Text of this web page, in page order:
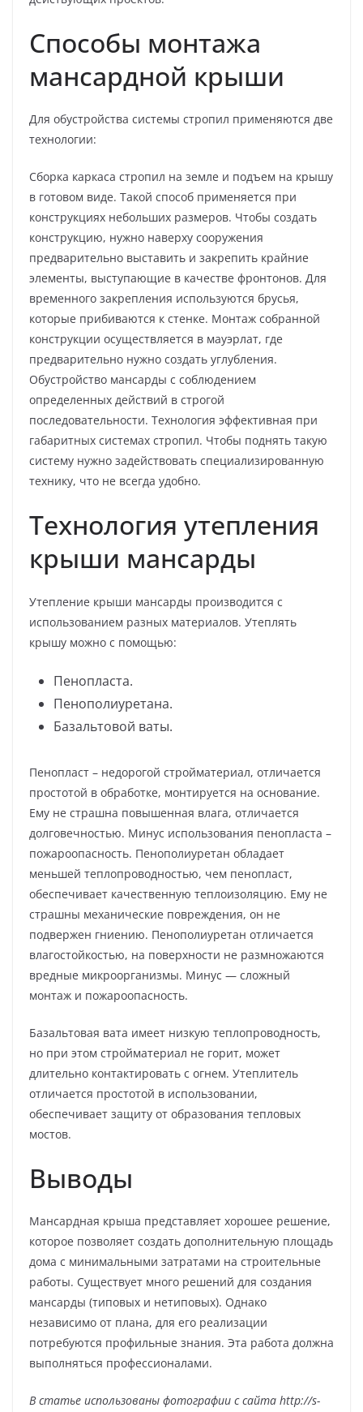
Способы монтажа
мансардной крыши
Для обустройства системы стропил применяются две
технологии:
Сборка каркаса стропил на земле и подъем на крышу
в готовом виде. Такой способ применяется при
конструкциях небольших размеров. Чтобы создать
конструкцию, нужно наверху сооружения
предварительно выставить и закрепить крайние
элементы, выступающие в качестве фронтонов. Для
временного закрепления используются брусья,
которые прибиваются к стенке. Монтаж собранной
конструкции осуществляется в мауэрлат, где
предварительно нужно создать углубления.
Обустройство мансарды с соблюдением
определенных действий в строгой
последовательности. Технология эффективная при
габаритных системах стропил. Чтобы поднять такую
систему нужно задействовать специализированную
технику, что не всегда удобно.
Технология утепления
крыши мансарды
Утепление крыши мансарды производится с
использованием разных материалов. Утеплять
крышу можно с помощью:
Пенопласта.
Пенополиуретана.
Базальтовой ваты.
Пенопласт – недорогой стройматериал, отличается
простотой в обработке, монтируется на основание.
Ему не страшна повышенная влага, отличается
долговечностью. Минус использования пенопласта –
пожароопасность. Пенополиуретан обладает
меньшей теплопроводностью, чем пенопласт,
обеспечивает качественную теплоизоляцию. Ему не
страшны механические повреждения, он не
подвержен гниению. Пенополиуретан отличается
влагостойкостью, на поверхности не размножаются
вредные микроорганизмы. Минус — сложный
монтаж и пожароопасность.
Базальтовая вата имеет низкую теплопроводность,
но при этом стройматериал не горит, может
длительно контактировать с огнем. Утеплитель
отличается простотой в использовании,
обеспечивает защиту от образования тепловых
мостов.
Выводы
Мансардная крыша представляет хорошее решение,
которое позволяет создать дополнительную площадь
дома с минимальными затратами на строительные
работы. Существует много решений для создания
мансарды (типовых и нетиповых). Однако
независимо от плана, для его реализации
потребуются профильные знания. Эта работа должна
выполняться профессионалами.
В статье использованы фотографии с сайта http://s-